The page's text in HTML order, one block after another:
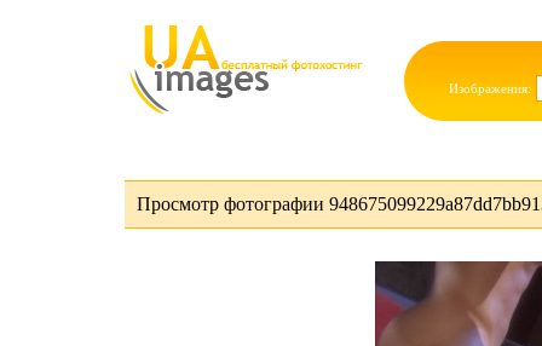
Изображения:
Просмотр фотографии